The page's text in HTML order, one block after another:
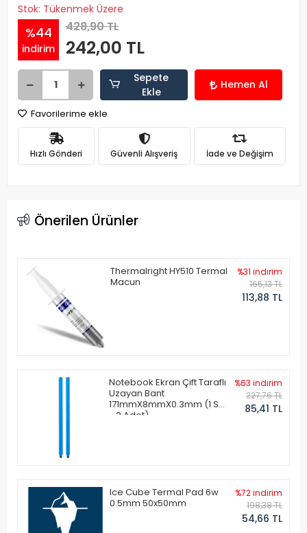
Stok: Tükenmek Üzere
%44
indirim
428,90 TL
242,00 TL
Sepete
Ekle
Hemen Al
Favorilerime ekle
Hızlı Gönderi Güvenli Alışveriş İade ve Değişim
Önerilen Ürünler
Thermalright HY510 Termal
Macun
%31 indirim
165,13 TL
113,88 TL
Notebook Ekran Çift Taraflı
Uzayan Bant
171mmX8mmX0.3mm (1 Set
- 2 Adet)
%63 indirim
227,76 TL
85,41 TL
Ice Cube Termal Pad 6w
0.5mm 50x50mm
%72 indirim
198,38 TL
54,66 TL